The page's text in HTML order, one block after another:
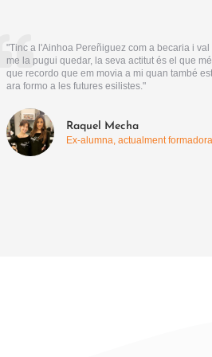
"Tinc a l'Ainhoa Pereñiguez com a becaria i val
me la pugui quedar, la seva actitut és el que
que recordo que em movia a mi quan també
ara formo a les futures esilistes."
Raquel Mecha
Ex-alumna, actualment